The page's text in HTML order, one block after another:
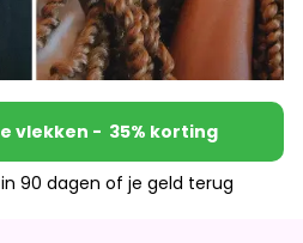
vlekken - 35% korting
90 dagen of je geld terug